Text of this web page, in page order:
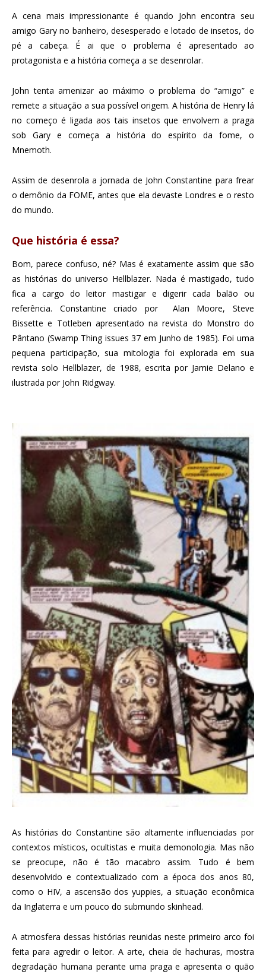
A cena mais impressionante é quando John encontra seu
amigo Gary no banheiro, desesperado e lotado de insetos, do
pé a cabeça. É ai que o problema é apresentado ao
protagonista e a história começa a se desenrolar.
John tenta amenizar ao máximo o problema do “amigo” e
remete a situação a sua possível origem. A história de Henry lá
no começo é ligada aos tais insetos que envolvem a praga
sob Gary e começa a história do espírito da fome, o
Mnemoth.
Assim de desenrola a jornada de John Constantine para frear
o demônio da FOME, antes que ela devaste Londres e o resto
do mundo.
Que história é essa?
Bom, parece confuso, né? Mas é exatamente assim que são
as histórias do universo Hellblazer. Nada é mastigado, tudo
fica a cargo do leitor mastigar e digerir cada balão ou
referência. Constantine criado por Alan Moore, Steve
Bissette e Totleben apresentado na revista do Monstro do
Pântano (Swamp Thing issues 37 em Junho de 1985). Foi uma
pequena participação, sua mitologia foi explorada em sua
revista solo Hellblazer, de 1988, escrita por Jamie Delano e
ilustrada por John Ridgway.
As histórias do Constantine são altamente influenciadas por
contextos místicos, ocultistas e muita demonologia. Mas não
se preocupe, não é tão macabro assim. Tudo é bem
desenvolvido e contextualizado com a época dos anos 80,
como o HIV, a ascensão dos yuppies, a situação econômica
da Inglaterra e um pouco do submundo skinhead.
A atmosfera dessas histórias reunidas neste primeiro arco foi
feita para agredir o leitor. A arte, cheia de hachuras, mostra
degradação humana perante uma praga e apresenta o quão